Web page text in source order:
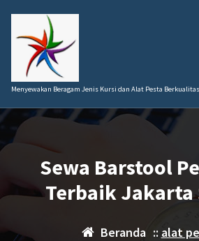
konten
Menyewakan Beragam Jenis Kursi dan Alat Pesta Berkualitas
Sewa Barstool
Terbaik Jakarta
Beranda :: alat